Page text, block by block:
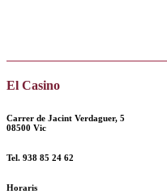
El Casino
Carrer de Jacint Verdaguer, 5
08500 Vic
Tel. 938 85 24 62
Horaris